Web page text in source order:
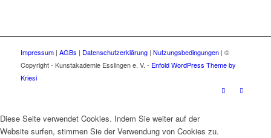
Impressum| AGBs | Datenschutzerklärung| Nutzungsbedingungen| ©
Copyright - Kunstakademie Esslingen e. V. - Enfold WordPress Theme by
Kriesi
Diese Seite verwendet Cookies. Indem Sie weiter auf der
Website surfen, stimmen Sie der Verwendung von Cookies zu.